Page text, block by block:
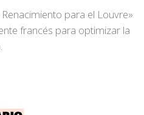
para el Louvre»
francés para optimizar la